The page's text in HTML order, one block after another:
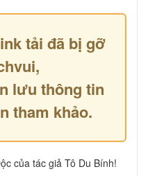
tải đã bị gỡ
lưu thông tin
tham khảo.
của tác giả Tô Du Bính!